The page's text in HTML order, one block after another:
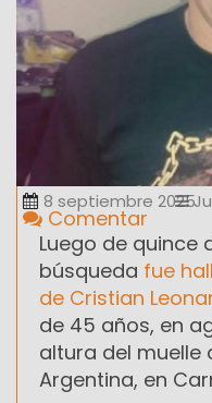
8 septiembre 2025
Comentar
Luego de quince
búsqueda fue
de Cristian
de 45 años, en
altura del muelle
Argentina, en